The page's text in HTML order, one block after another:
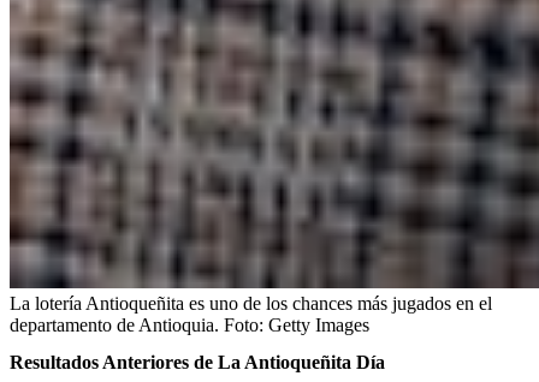
La lotería Antioqueñita es uno de los chances más jugados en el
departamento de Antioquia. Foto: Getty Images
Resultados Anteriores de La Antioqueñita Día